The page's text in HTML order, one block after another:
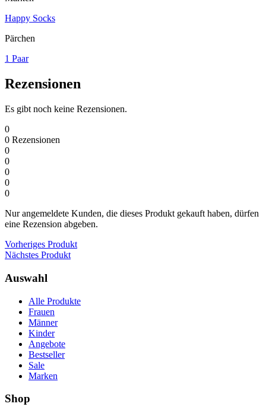
Happy Socks
Pärchen
1 Paar
Rezensionen
Es gibt noch keine Rezensionen.
0
0 Rezensionen
0
0
0
0
0
Nur angemeldete Kunden, die dieses Produkt gekauft haben, dürfen
eine Rezension abgeben.
Vorheriges Produkt
Nächstes Produkt
Auswahl
Alle Produkte
Frauen
Männer
Kinder
Angebote
Bestseller
Sale
Marken
Shop